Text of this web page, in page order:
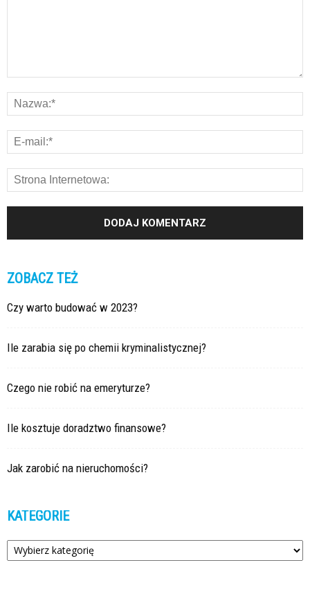
ZOBACZ TEŻ
Czy warto budować w 2023?
Ile zarabia się po chemii kryminalistycznej?
Czego nie robić na emeryturze?
Ile kosztuje doradztwo finansowe?
Jak zarobić na nieruchomości?
KATEGORIE
Kategorie